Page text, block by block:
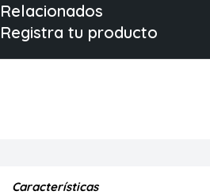
Relacionados
Registra tu producto
Características